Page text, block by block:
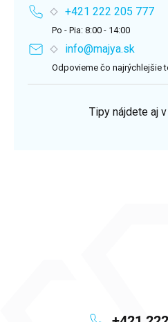
+421 222 205 777
Po - Pia: 8:00 - 14:00
info@majya.sk
Odpovieme čo najrýchlejšie
Tipy nájdete aj